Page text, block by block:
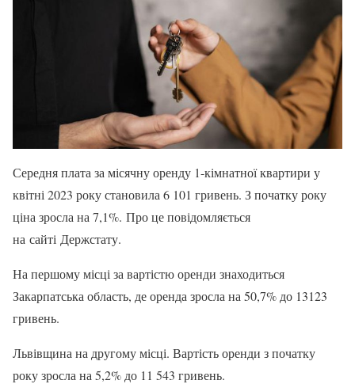
Середня плата за місячну оренду 1-кімнатної квартири у
квітні 2023 року становила 6 101 гривень. З початку року
ціна зросла на 7,1%. Про це повідомляється
на сайті Держстату.
На першому місці за вартістю оренди знаходиться
Закарпатська область, де оренда зросла на 50,7% до 13123
гривень.
Львівщина на другому місці. Вартість оренди з початку
року зросла на 5,2% до 11 543 гривень.